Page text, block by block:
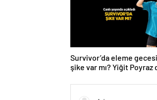
Survivor’da eleme
şike var mı? Yiğit Poyraz
anlattı!